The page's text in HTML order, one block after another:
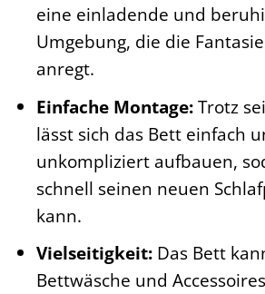
eine einladende und
Umgebung, die die
anregt.
Einfache Montage:Trotz
lässt sich das Bett einfach
unkompliziert aufbauen,
schnell seinen neuen
kann.
Vielseitigkeit: Das Bett
Bettwäsche und